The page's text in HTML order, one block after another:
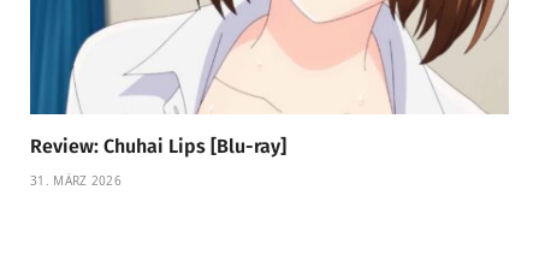
Review: Chuhai Lips [Blu-ray]
31. MÄRZ 2026